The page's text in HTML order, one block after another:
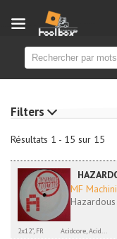
Résultats 1 - 15 sur 15
MF
2x12", FR Acidcore, Acid...
Filters